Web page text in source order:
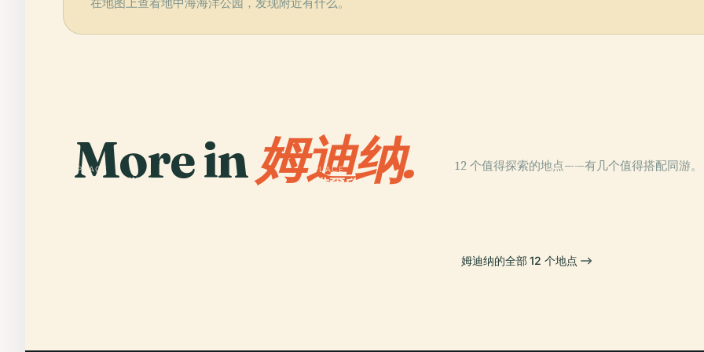
More in 姆迪纳. 12 个值得探索的地点——有几个值得搭配同游。
PLACE
聖保羅灣城
PLACE
塔爾欣
PLACE
姆迪纳的全部 12 个地点